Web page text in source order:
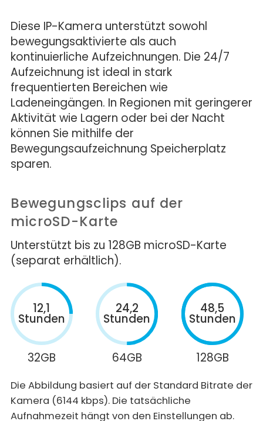
Diese IP-Kamera unterstützt sowohl
bewegungsaktivierte als auch
kontinuierliche Aufzeichnungen. Die 24/7
Aufzeichnung ist ideal in stark
frequentierten Bereichen wie
Ladeneingängen. In Regionen mit geringerer
Aktivität wie Lagern oder bei der Nacht
können Sie mithilfe der
Bewegungsaufzeichnung Speicherplatz
sparen.
Bewegungsclips auf der
microSD-Karte
Unterstützt bis zu 128GB microSD-Karte
(separat erhältlich).
12,1
Stunden
32GB
24,2
Stunden
64GB
48,5
Stunden
128GB
Die Abbildung basiert auf der Standard Bitrate der
Kamera (6144 kbps). Die tatsächliche
Aufnahmezeit hängt von den Einstellungen ab.